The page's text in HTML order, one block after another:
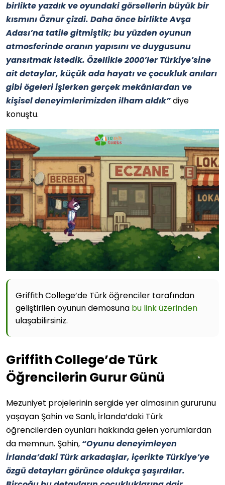
birlikte yazdık ve oyundaki görsellerin büyük bir
kısmını Öznur çizdi. Daha önce birlikte Avşa
Adası’na tatile gitmiştik; bu yüzden oyunun
atmosferinde oranın yapısını ve duygusunu
yansıtmak istedik. Özellikle 2000’ler Türkiye’sine
ait detaylar, küçük ada hayatı ve çocukluk anıları
gibi ögeleri işlerken gerçek mekânlardan ve
kişisel deneyimlerimizden ilham aldık”diye
konuştu.
Griffith College’de Türk öğrenciler tarafından
geliştirilen oyunun demosuna bu link üzerinden
ulaşabilirsiniz.
Griffith College’de Türk
Öğrencilerin Gurur Günü
Mezuniyet projelerinin sergide yer almasının gururunu
yaşayan Şahin ve Sanlı, İrlanda’daki Türk
öğrencilerden oyunları hakkında gelen yorumlardan
da memnun. Şahin, “Oyunu deneyimleyen
İrlanda’daki Türk arkadaşlar, içerikte Türkiye’ye
özgü detayları görünce oldukça şaşırdılar.